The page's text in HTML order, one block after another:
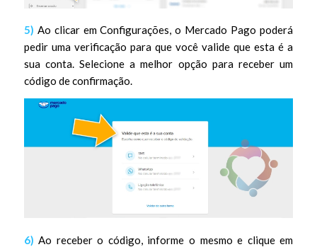
5) Ao clicar em Configurações, o Mercado Pago poderá
pedir uma verificação para que você valide que esta é a
sua conta. Selecione a melhor opção para receber um
código de confirmação.
6) Ao receber o código, informe o mesmo e clique em